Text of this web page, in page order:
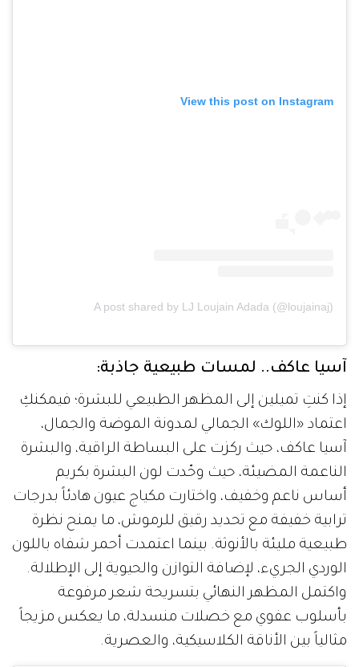
View this post on Instagram
A post shared by LJ Loujain Adada (@loujainaj)
آسيا عاكف.. لمسات طبيعية جاذبة:
إذا كنتِ تميلين إلى المظهر الطبيعي للبشرة؛ فيمكنكِ
اعتماد «اللوك» الجمالي لمدونة الموضة والجمال،
آسيا عاكف، حيث ركزت على البساطة الراقية، والبشرة
الناعمة المضيئة، حيث وحّدت لون البشرة بكريم
أساس ناعم وخفيف، واختارت مكياج عيون هادئاً بدرجات
ترابية خفيفة مع تحديد رقيق للرموش، ما يمنح نظرة
طبيعية مليئة بالأنوثة. بينما اعتمدت أحمر شفاه باللون
الوردي الجريء، لإضافة التوازن والحيوية إلى الإطلالة.
واكتمل المظهر النهائي بتسريحة شعر مرفوعة
بأسلوب عفوي مع خصلات منسدلة، ما يعكس مزيجاً
مثالياً بين الأناقة الكلاسيكية، والعصرية.